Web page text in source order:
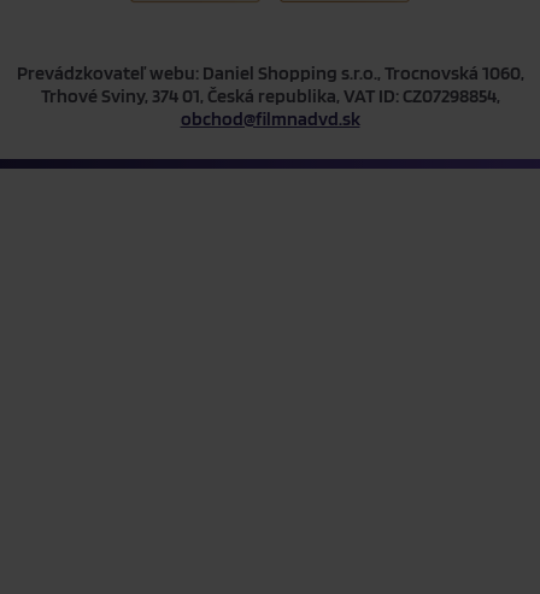
Prevádzkovateľ webu: Daniel Shopping s.r.o., Trocnovská 1060,
Trhové Sviny, 374 01, Česká republika, VAT ID: CZ07298854,
obchod@filmnadvd.sk